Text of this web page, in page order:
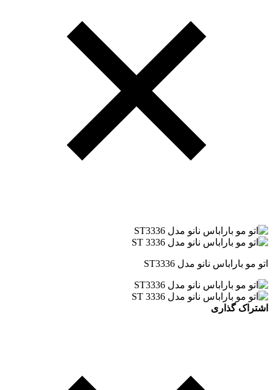
اتو مو باراباس نانو مدل ST3336
اشتراک گذاری